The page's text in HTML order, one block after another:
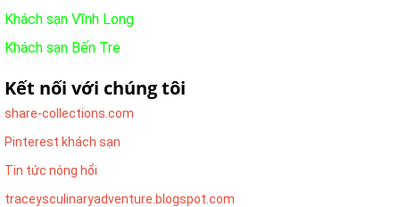
Khách sạn Vĩnh Long
Khách sạn Bến Tre
Kết nối với chúng tôi
share-collections.com
Pinterest khách sạn
Tin tức nóng hổi
traceysculinaryadventure.blogspot.com